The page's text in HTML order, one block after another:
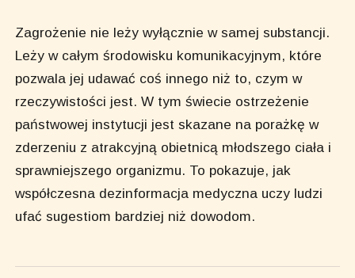
Zagrożenie nie leży wyłącznie w samej substancji.
Leży w całym środowisku komunikacyjnym, które
pozwala jej udawać coś innego niż to, czym w
rzeczywistości jest. W tym świecie ostrzeżenie
państwowej instytucji jest skazane na porażkę w
zderzeniu z atrakcyjną obietnicą młodszego ciała i
sprawniejszego organizmu. To pokazuje, jak
współczesna dezinformacja medyczna uczy ludzi
ufać sugestiom bardziej niż dowodom.